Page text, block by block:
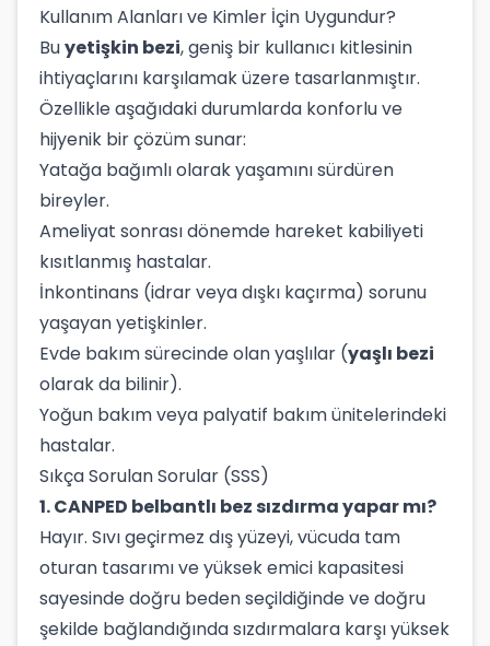
Kullanım Alanları ve Kimler İçin Uygundur?
Buyetişkin bezi, geniş bir kullanıcı kitlesinin
ihtiyaçlarını karşılamak üzere tasarlanmıştır.
Özellikle aşağıdaki durumlarda konforlu ve
hijyenik bir çözüm sunar:
Yatağa bağımlı olarak yaşamını sürdüren
bireyler.
Ameliyat sonrası dönemde hareket kabiliyeti
kısıtlanmış hastalar.
İnkontinans (idrar veya dışkı kaçırma) sorunu
yaşayan yetişkinler.
Evde bakım sürecinde olan yaşlılar (yaşlı bezi
olarak da bilinir).
Yoğun bakım veya palyatif bakım ünitelerindeki
hastalar.
Sıkça Sorulan Sorular (SSS)
1. CANPED belbantlı bez sızdırma yapar mı?
Hayır. Sıvı geçirmez dış yüzeyi, vücuda tam
oturan tasarımı ve yüksek emici kapasitesi
sayesinde doğru beden seçildiğinde ve doğru
şekilde bağlandığında sızdırmalara karşı yüksek